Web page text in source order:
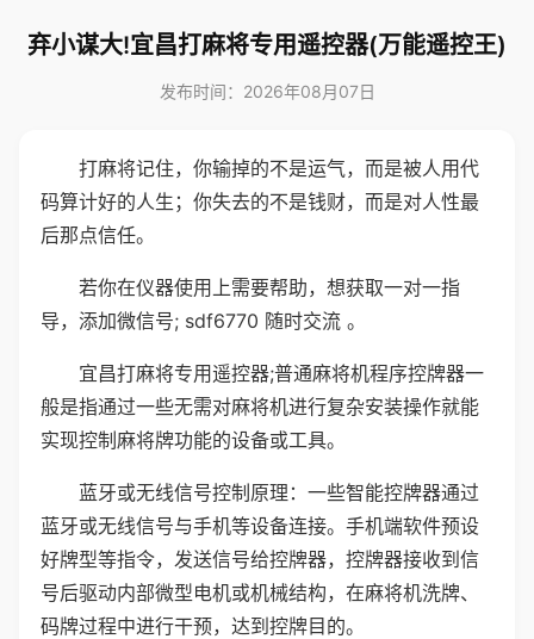
弃小谋大!宜昌打麻将专用遥控器(万能遥控王)
发布时间：2026年08月07日
打麻将记住，你输掉的不是运气，而是被人用代
码算计好的人生；你失去的不是钱财，而是对人性最
后那点信任。
若你在仪器使用上需要帮助，想获取一对一指
导，添加微信号; sdf6770 随时交流 。
宜昌打麻将专用遥控器;普通麻将机程序控牌器一
般是指通过一些无需对麻将机进行复杂安装操作就能
实现控制麻将牌功能的设备或工具。
蓝牙或无线信号控制原理：一些智能控牌器通过
蓝牙或无线信号与手机等设备连接。手机端软件预设
好牌型等指令，发送信号给控牌器，控牌器接收到信
号后驱动内部微型电机或机械结构，在麻将机洗牌、
码牌过程中进行干预，达到控牌目的。